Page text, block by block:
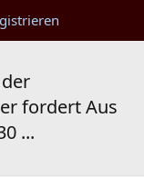
fordert Aus
...